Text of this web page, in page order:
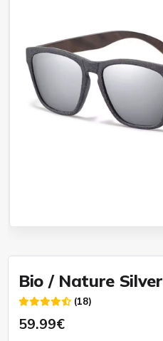
Bio / Nature Silver
(18)
59.99€